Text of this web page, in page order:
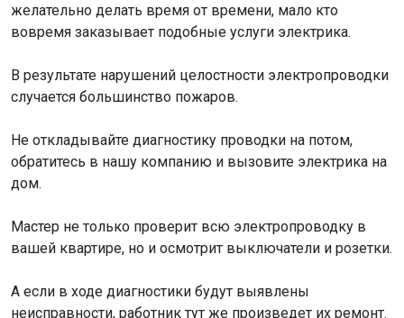
желательно делать время от времени, мало кто
вовремя заказывает подобные услуги электрика.
В результате нарушений целостности электропроводки
случается большинство пожаров.
Не откладывайте диагностику проводки на потом,
обратитесь в нашу компанию и вызовите электрика на
дом.
Мастер не только проверит всю электропроводку в
вашей квартире, но и осмотрит выключатели и розетки.
А если в ходе диагностики будут выявлены
неисправности, работник тут же произведет их ремонт.